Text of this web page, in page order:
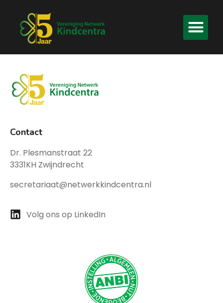
Contact
Dr. Plesmanstraat 22
3331KH Zwijndrecht
secretariaat@netwerkkindcentra.nl
Volg ons op LinkedIn